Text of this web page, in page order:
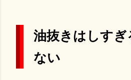
油抜きはしすぎ
ない